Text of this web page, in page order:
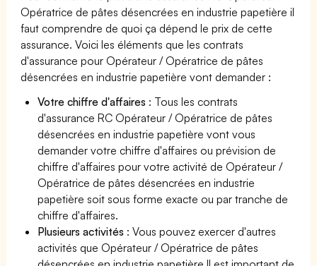
Opératrice de pâtes désencrées en industrie papetière il
faut comprendre de quoi ça dépend le prix de cette
assurance. Voici les éléments que les contrats
d'assurance pour Opérateur / Opératrice de pâtes
désencrées en industrie papetière vont demander :
Votre chiffre d'affaires : Tous les contrats
d'assurance RC Opérateur / Opératrice de pâtes
désencrées en industrie papetière vont vous
demander votre chiffre d'affaires ou prévision de
chiffre d'affaires pour votre activité de Opérateur /
Opératrice de pâtes désencrées en industrie
papetière soit sous forme exacte ou par tranche de
chiffre d'affaires.
Plusieurs activités : Vous pouvez exercer d'autres
activités que Opérateur / Opératrice de pâtes